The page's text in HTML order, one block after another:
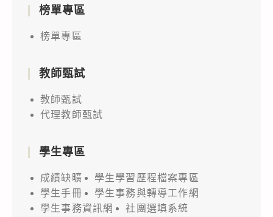
榜單專區
榜單專區
教師甄試
教師甄試
代理教師甄試
學生專區
成績缺曠
學生學習歷程檔案專區
學生手冊
學生事務與轉導工作網
學生事務資訊網
社團選填系統